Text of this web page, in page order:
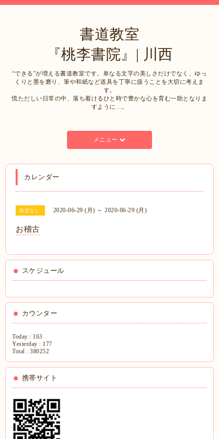
書道教室
『桃李書院』| 川西
“できる”が増える書道教室です。単なる文字の美しさだけでなく、ゆっ
くりと墨を磨り、筆や和紙など道具を丁寧に扱うことを大切に考えま
す。
慌ただしい日常の中、落ち着けるひと時で豊かな心を育む一助となりま
すように…。
メニュー
カレンダー
指定なし 2020-06-29 (月) ～ 2020-06-29 (月)
お稽古
スケジュール
カウンター
Today : 163
Yesterday : 177
Total :380252
携帯サイト